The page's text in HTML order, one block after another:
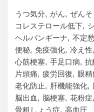
うつ気分 がん ぜんそ
コレステロール低下
ヘルパンギーナ
不定
便秘 免疫強化 冷え性
心筋梗塞 手足口病 抗
片頭痛
疲労回復 眼
老化防止
肝機能強化
脳出血
脳梗塞 花粉症
骨粗しょう症
高血圧